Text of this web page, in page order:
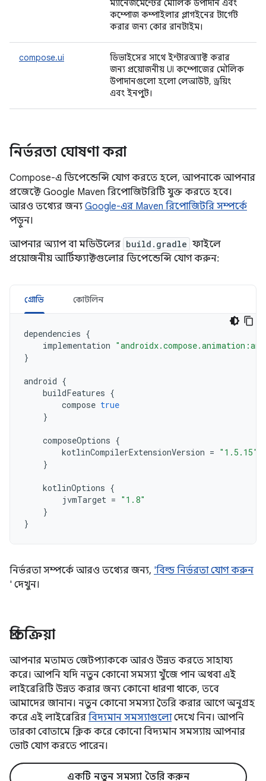
ম্যানেজমেন্টের মৌলিক উপাদান এবং
কম্পোজ কম্পাইলার প্লাগইনের টার্গেট
করার জন্য কোর রানটাইম।
compose.ui
ডিভাইসের সাথে ইন্টারঅ্যাক্ট করার
জন্য প্রয়োজনীয় UI কম্পোজের মৌলিক
উপাদানগুলো হলো লেআউট, ড্রয়িং
এবং ইনপুট।
নির্ভরতা ঘোষণা করা
Compose-এ ডিপেন্ডেন্সি যোগ করতে হলে, আপনাকে আপনার
প্রজেক্টে Google Maven রিপোজিটরিটি যুক্ত করতে হবে।
আরও তথ্যের জন্য Google-এর Maven রিপোজিটরি সম্পর্কে
পড়ুন।
আপনার অ্যাপ বা মডিউলের build.gradle ফাইলে
প্রয়োজনীয় আর্টিফ্যাক্টগুলোর ডিপেন্ডেন্সি যোগ করুন:
গ্রোভি কোটলিন
dependencies {
implementation
}
android {
buildFeatures {
compose true
}
composeOptions {
kotlinCompilerExtensionVersion = "1.5.15"
}
kotlinOptions {
jvmTarget = "1.8"
}
}
নির্ভরতা সম্পর্কে আরও তথ্যের জন্য, 'বিল্ড নির্ভরতা যোগ করুন
' দেখুন।
প্রতিক্রিয়া
আপনার মতামত জেটপ্যাককে আরও উন্নত করতে সাহায্য
করে। আপনি যদি নতুন কোনো সমস্যা খুঁজে পান অথবা এই
লাইব্রেরিটি উন্নত করার জন্য কোনো ধারণা থাকে, তবে
আমাদের জানান। নতুন কোনো সমস্যা তৈরি করার আগে অনুগ্রহ
করে এই লাইব্রেরির বিদ্যমান সমস্যাগুলোদেখে নিন। আপনি
তারকা বোতামে ক্লিক করে কোনো বিদ্যমান সমস্যায় আপনার
ভোট যোগ করতে পারেন।
একটি নতুন সমস্যা তৈরি করুন